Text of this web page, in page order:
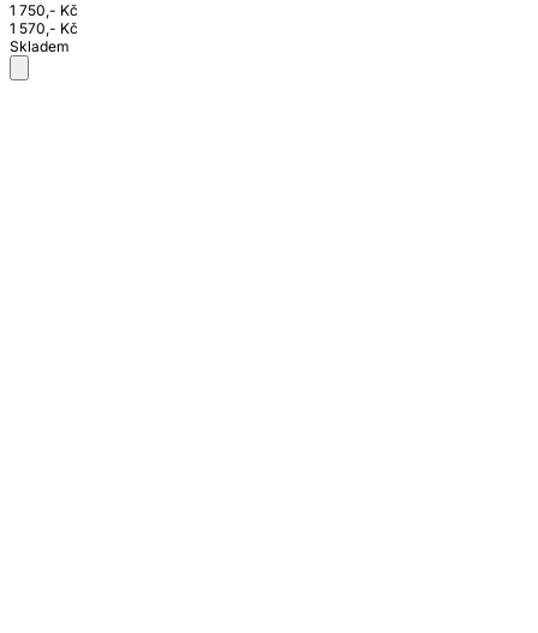
1 750,- Kč
1 570,- Kč
Skladem